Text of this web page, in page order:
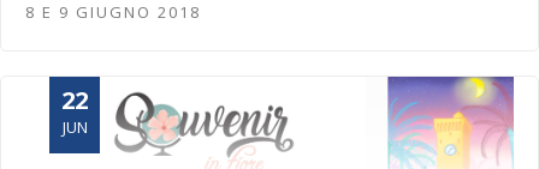
8 E 9 GIUGNO 2018
22
JUN